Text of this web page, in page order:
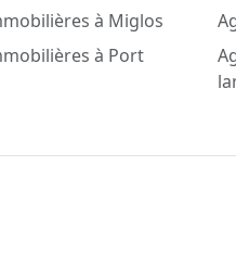
à Miglos
à Port